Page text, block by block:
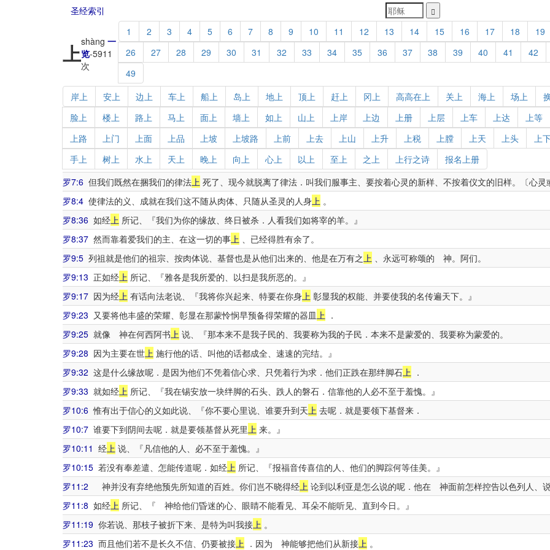
圣经索引
上shàng 一
览-5911
次
1 2 3 4 5 6 7 8 9 10 11 12 13 14 15 16 17 18
19
26
27 28 29 30 31 32 33 34 35 36 37 38 39 40 41
42
49
岸上
安上 边上 车上 船上 岛上 地上 顶上 赶上 冈上 高高在上 关上 海上 场上
脸上
楼上 路上 马上 面上 墙上 如上 山上 上岸 上边 上册 上层 上车 上达
上等
上路
上门 上面 上品 上坡 上坡路 上前 上去 上山 上升 上税 上膛 上天 上头
上
手上
树上 水上 天上 晚上 向上 心上 以上 至上 之上 上行之诗
报名上册
罗7:6 但我们既然在捆我们的律法上 死了、现今就脱离了律法．叫我们服事主、要按着心灵的新样、不按着仪文的旧样。〔心灵
罗8:4 使律法的义、成就在我们这不随从肉体、只随从圣灵的人身上 。
罗8:36 如经上 所记、『我们为你的缘故、终日被杀．人看我们如将宰的羊。』
罗8:37 然而靠着爱我们的主、在这一切的事上 、已经得胜有余了。
罗9:5 列祖就是他们的祖宗、按肉体说、基督也是从他们出来的、他是在万有之上 、永远可称颂的 神。阿们。
罗9:13 正如经上 所记、『雅各是我所爱的、以扫是我所恶的。』
罗9:17 因为经上 有话向法老说、『我将你兴起来、特要在你身上 彰显我的权能、并要使我的名传遍天下。』
罗9:23 又要将他丰盛的荣耀、彰显在那蒙怜悯早预备得荣耀的器皿上 ．
罗9:25 就像 神在何西阿书上 说、『那本来不是我子民的、我要称为我的子民．本来不是蒙爱的、我要称为蒙爱的。
罗9:28 因为主要在世上 施行他的话、叫他的话都成全、速速的完结。』
罗9:32 这是什么缘故呢．是因为他们不凭着信心求、只凭着行为求．他们正跌在那绊脚石上 ．
罗9:33 就如经上 所记、『我在锡安放一块绊脚的石头、跌人的磐石．信靠他的人必不至于羞愧。』
罗10:6 惟有出于信心的义如此说、『你不要心里说、谁要升到天上 去呢．就是要领下基督来．
罗10:7 谁要下到阴间去呢．就是要领基督从死里上 来。』
罗10:11 经上 说、『凡信他的人、必不至于羞愧。』
罗10:15 若没有奉差遣、怎能传道呢．如经上 所记、『报福音传喜信的人、他们的脚踪何等佳美。』
罗11:2 神并没有弃绝他预先所知道的百姓。你们岂不晓得经上 论到以利亚是怎么说的呢．他在 神面前怎样控告以色列人、
罗11:8 如经上 所记、『 神给他们昏迷的心、眼睛不能看见、耳朵不能听见、直到今日。』
罗11:19 你若说、那枝子被折下来、是特为叫我接上 。
罗11:23 而且他们若不是长久不信、仍要被接上 ．因为 神能够把他们从新接上 。